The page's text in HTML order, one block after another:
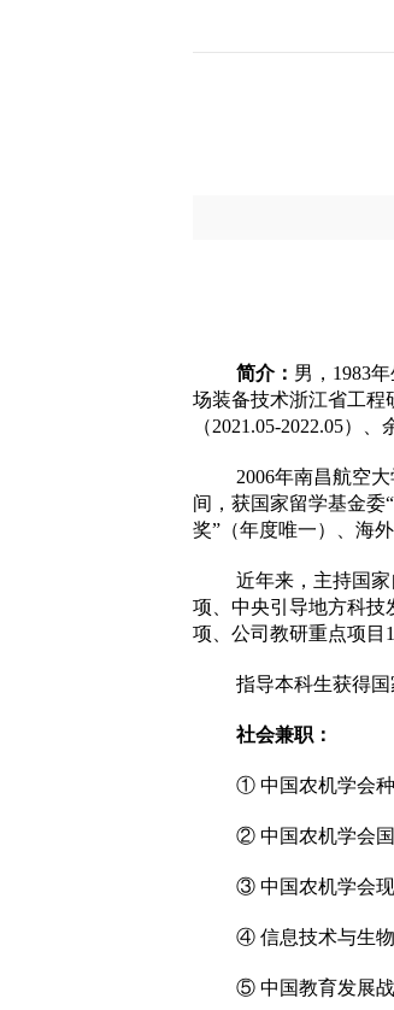
简介： 男，1983
场装备技术浙江省工程
（2021.05-2022.05）
2006年南昌航空
间，获国家留学基金委
奖”（年度唯一）、海
近年来，主持国
项、中央引导地方科技
项、公司教研重点项目
指导本科生获得
社会兼职：
① 中国农机学会种
② 中国农机学会国
③ 中国农机学会现
④ 信息技术与生物
⑤ 中国教育发展